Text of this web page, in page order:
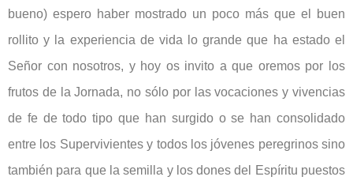
bueno) espero haber mostrado un poco más que el buen
rollito y la experiencia de vida lo grande que ha estado el
Señor con nosotros, y hoy os invito a que oremos por los
frutos de la Jornada, no sólo por las vocaciones y vivencias
de fe de todo tipo que han surgido o se han consolidado
entre los Supervivientes y todos los jóvenes peregrinos sino
también para que la semilla y los dones del Espíritu puestos